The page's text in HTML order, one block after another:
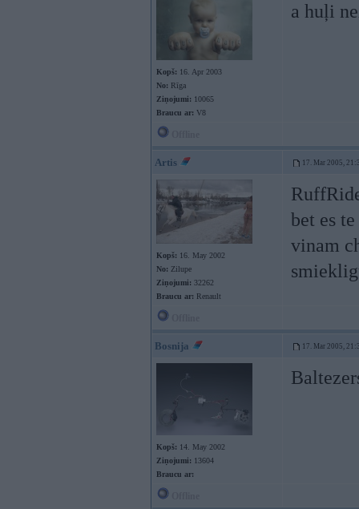
Kopš: 16. Apr 2003
No: Rīga
Ziņojumi: 10065
Braucu ar: V8
a huļi
Artis 17. Mar 2005,
Kopš: 16. May 2002
No: Zilupe
Ziņojumi: 32262
Braucu ar: Renault
bet es
vinam
Bosnija 17. Mar 2005,
Kopš: 14. May 2002
Ziņojumi: 13604
Braucu ar: